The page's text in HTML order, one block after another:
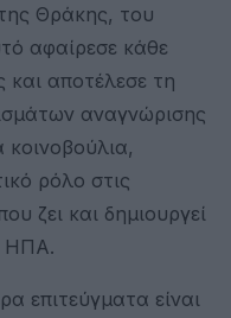
Θράκης, του
αφαίρεσε κάθε
και αποτέλεσε τη
αναγνώρισης
κοινοβούλια,
ρόλο στις
ζει και δημιουργεί
ΗΠΑ.
επιτεύγματα είναι